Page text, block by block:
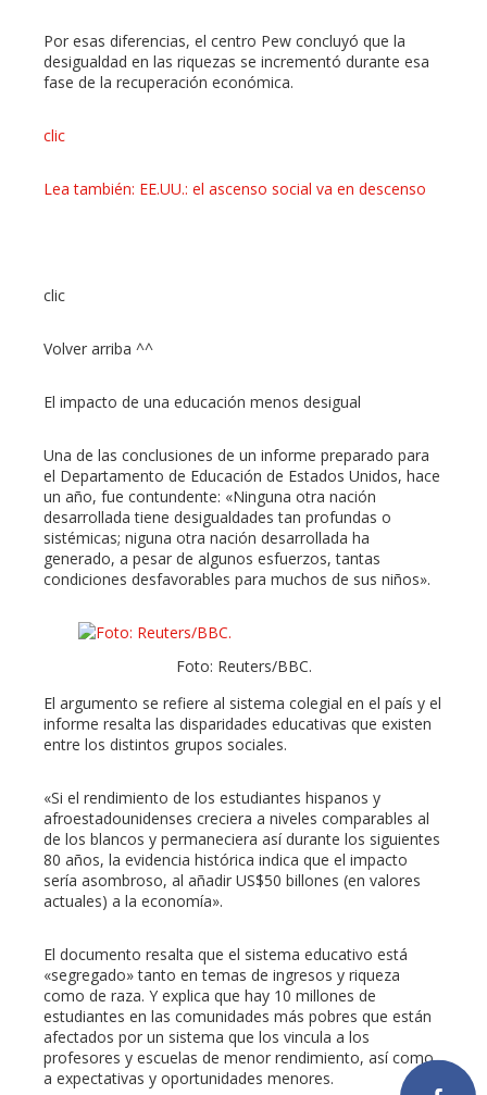
Por esas diferencias, el centro Pew concluyó que la
desigualdad en las riquezas se incrementó durante esa
fase de la recuperación económica.
clic
Lea también: EE.UU.: el ascenso social va en descenso
clic
Volver arriba ^^
El impacto de una educación menos desigual
Una de las conclusiones de un informe preparado para
el Departamento de Educación de Estados Unidos, hace
un año, fue contundente: «Ninguna otra nación
desarrollada tiene desigualdades tan profundas o
sistémicas; niguna otra nación desarrollada ha
generado, a pesar de algunos esfuerzos, tantas
condiciones desfavorables para muchos de sus niños».
Foto: Reuters/BBC.
El argumento se refiere al sistema colegial en el país y el
informe resalta las disparidades educativas que existen
entre los distintos grupos sociales.
«Si el rendimiento de los estudiantes hispanos y
afroestadounidenses creciera a niveles comparables al
de los blancos y permaneciera así durante los siguientes
80 años, la evidencia histórica indica que el impacto
sería asombroso, al añadir US$50 billones (en valores
actuales) a la economía».
El documento resalta que el sistema educativo está
«segregado» tanto en temas de ingresos y riqueza
como de raza. Y explica que hay 10 millones de
estudiantes en las comunidades más pobres que están
afectados por un sistema que los vincula a los
profesores y escuelas de menor rendimiento, así como
a expectativas y oportunidades menores.